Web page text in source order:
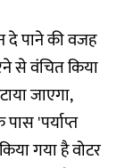
दे पाने की वजह
से वंचित किया
जाएगा,
'पर्याप्त
गया है वोटर